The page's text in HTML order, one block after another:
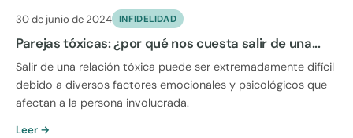
30 de junio de 2024 INFIDELIDAD
Parejas tóxicas: ¿por qué nos cuesta salir de una...
Salir de una relación tóxica puede ser extremadamente difícil
debido a diversos factores emocionales y psicológicos que
afectan a la persona involucrada.
Leer →